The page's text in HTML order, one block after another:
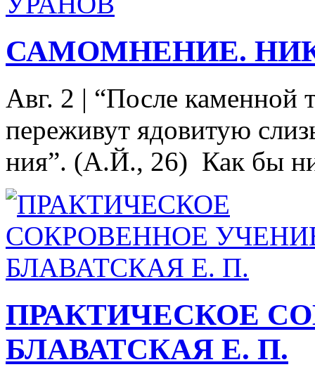
САМОМНЕНИЕ.
Авг. 2 | “После каменной
переживут ядовитую
ния”. (А.Й., 26) Как бы
ПРАКТИЧЕСКОЕ
БЛАВАТСКАЯ Е. П.